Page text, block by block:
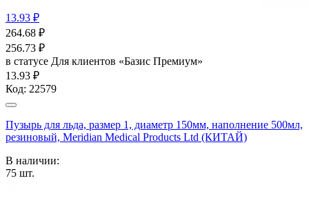
13.93 ₽
264.68 ₽
256.73 ₽
в статусе Для клиентов «Базис Премиум»
13.93 ₽
Код: 22579
Пузырь для льда, размер 1, диаметр 150мм, наполнение 500мл,
резиновый, Meridian Medical Products Ltd (КИТАЙ)
В наличии:
75 шт.